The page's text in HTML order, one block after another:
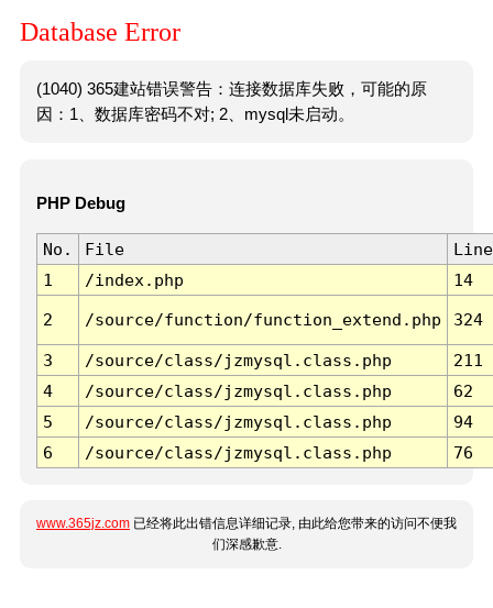
Database Error
(1040) 365建站错误警告：连接数据库失败，可能的原
因：1、数据库密码不对; 2、mysql未启动。
PHP Debug
No. File
Line
1
/index.php 14
2 /source/function/function_extend.php 324
3 /source/class/jzmysql.class.php
211
4
/source/class/jzmysql.class.php
62
5
/source/class/jzmysql.class.php
94
6
/source/class/jzmysql.class.php 76
www.365jz.com 已经将此出错信息详细记录, 由此给您带来的访问不便我
们深感歉意.